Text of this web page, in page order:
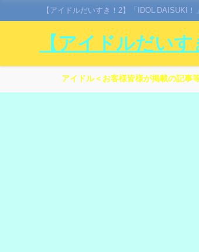
【アイドルだいすき！2】「IDOL DAISUKI！」
【アイドルだい
アイドル＜お客様皆様が掲載の記事